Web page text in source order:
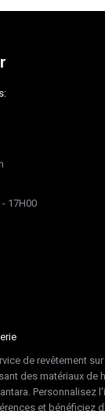
17H00
de revêtement
des matériaux de
Personnalisez
et bénéficiez